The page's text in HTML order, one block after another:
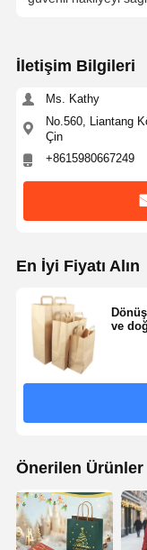
İletişim Bilgileri
Ms. Kathy
No.560, Liantang
Çin
+8615980667249
En İyi Fiyatı Alın
ve
Önerilen Ürünler